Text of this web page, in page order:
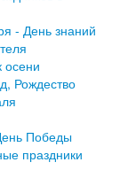
- День знаний
осени
Рождество
Победы
праздники